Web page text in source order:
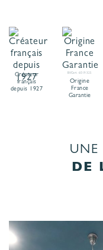
Créateur
français
depuis 1927
BVCert. 6019325
Origine
France
Garantie
UNE
DE